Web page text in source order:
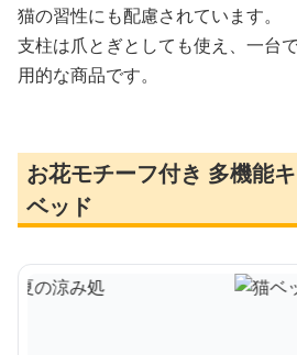
猫の習性にも配慮されています。
支柱は爪とぎとしても使え、一台
用的な商品です。
お花モチーフ付き 多機能
ベッド